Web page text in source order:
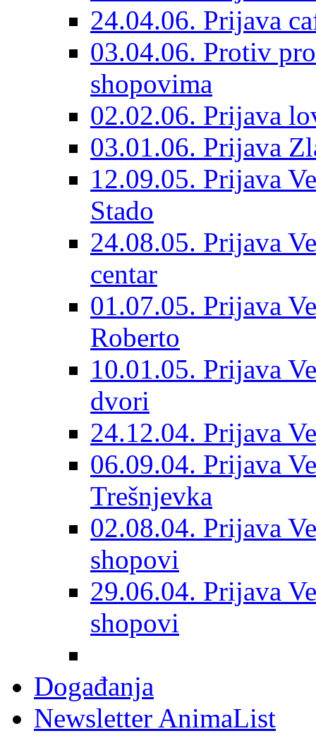
24.04.06. Prijava
03.04.06. Protiv
shopovima
02.02.06. Prijava
03.01.06. Prijava
12.09.05. Prijava
Stado
24.08.05. Prijava
centar
01.07.05. Prijava
Roberto
10.01.05. Prijava
dvori
24.12.04. Prijava
06.09.04. Prijava
Trešnjevka
02.08.04. Prijava
shopovi
29.06.04. Prijava
shopovi
Događanja
Newsletter AnimaList